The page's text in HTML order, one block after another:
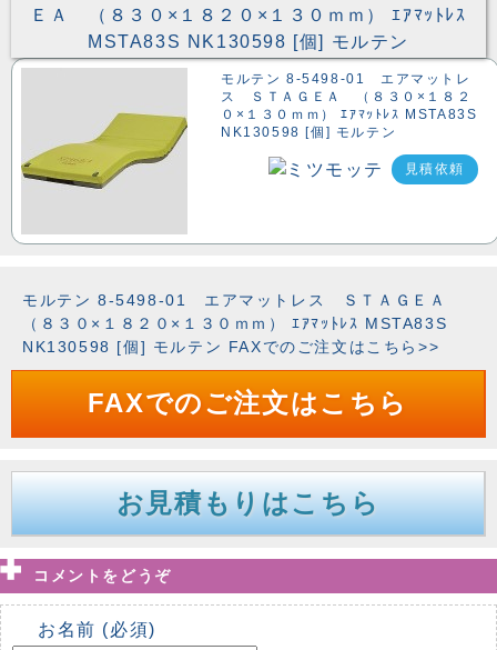
モルテン 8-5498-01 エアマットレ
ス ＳＴＡＧＥＡ （８３０×１８２
０×１３０ｍｍ） ｴｱﾏｯﾄﾚｽ MSTA83S
NK130598 [個] モルテン
見積依頼
モルテン 8-5498-01 エアマットレス ＳＴＡＧＥＡ
（８３０×１８２０×１３０ｍｍ） ｴｱﾏｯﾄﾚｽ MSTA83S
NK130598 [個] モルテン FAXでのご注文はこちら>>
FAXでのご注文はこちら
お見積もりはこちら
コメントをどうぞ
お名前 (必須)